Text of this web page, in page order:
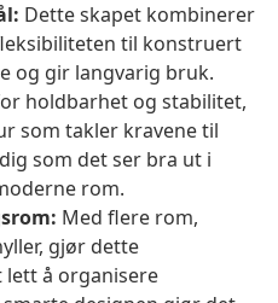
Dette skapet kombinerer
til konstruert
og gir langvarig bruk.
holdbarhet og stabilitet,
som takler kravene til
som det ser bra ut i
rom.
Med flere rom,
gjør dette
å organisere